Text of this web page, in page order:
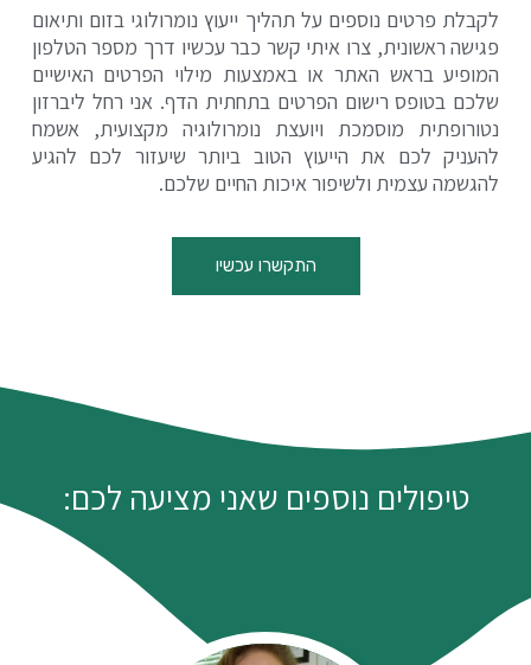
לקבלת פרטים נוספים על תהליך ייעוץ נומרולוגי בזום ותיאום
פגישה ראשונית, צרו איתי קשר כבר עכשיו דרך מספר הטלפון
המופיע בראש האתר או באמצעות מילוי הפרטים האישיים
שלכם בטופס רישום הפרטים בתחתית הדף. אני רחל ליברזון
נטורופתית מוסמכת ויועצת נומרולוגיה מקצועית, אשמח
להעניק לכם את הייעוץ הטוב ביותר שיעזור לכם להגיע
להגשמה עצמית ולשיפור איכות החיים שלכם.
התקשרו עכשיו
טיפולים נוספים שאני מציעה לכם: